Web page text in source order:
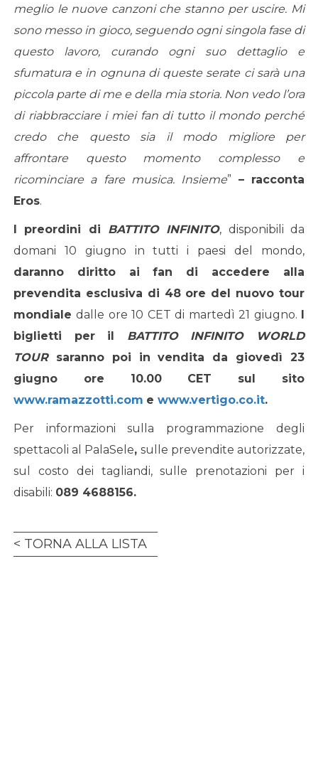
meglio le nuove canzoni che stanno per uscire. Mi
sono messo in gioco, seguendo ogni singola fase di
questo lavoro, curando ogni suo dettaglio e
sfumatura e in ognuna di queste serate ci sarà una
piccola parte di me e della mia storia. Non vedo l’ora
di riabbracciare i miei fan di tutto il mondo perché
credo che questo sia il modo migliore per
affrontare questo momento complesso e
ricominciare a fare musica. Insieme” – racconta
Eros.
I preordini di BATTITO INFINITO, disponibili da
domani 10 giugno in tutti i paesi del mondo,
daranno diritto ai fan di accedere alla
prevendita esclusiva di 48 ore del nuovo tour
mondialedalle ore 10 CET di martedì 21 giugno. I
biglietti per il BATTITO INFINITO WORLD
TOUR saranno poi in vendita da giovedì 23
giugno ore 10.00 CET sul sito
www.ramazzotti.com e www.vertigo.co.it.
Per informazioni sulla programmazione degli
spettacoli al PalaSele, sulle prevendite autorizzate,
sul costo dei tagliandi, sulle prenotazioni per i
disabili: 089 4688156.
TORNA ALLA LISTA